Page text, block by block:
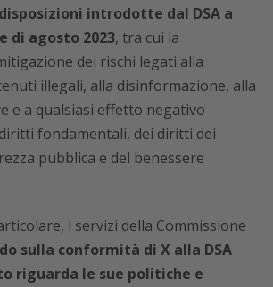
introdotte dal DSA a
di agosto 2023, tra cui la
dei rischi legati alla
illegali, alla disinformazione, alla
e a qualsiasi effetto negativo
fondamentali, dei diritti dei
pubblica e del benessere
i servizi della Commissione
sulla conformità di X alla DSA
riguarda le sue politiche e